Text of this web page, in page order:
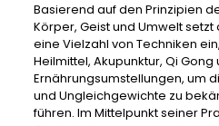
Basierend auf den Prinzipien
Körper, Geist und Umwelt setzt
eine Vielzahl von Techniken
Heilmittel, Akupunktur, Qi Gong
Ernährungsumstellungen, um
und Ungleichgewichte zu
führen. Im Mittelpunkt seiner